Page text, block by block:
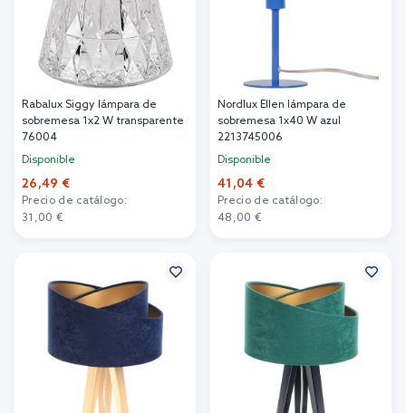
Rabalux Siggy lámpara de
sobremesa 1x2 W transparente
76004
Disponible
26,49 €
Precio de catálogo:
31,00 €
Nordlux Ellen lámpara de
sobremesa 1x40 W azul
2213745006
Disponible
41,04 €
Precio de catálogo:
48,00 €